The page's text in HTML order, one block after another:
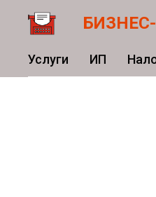
БИЗНЕС-
Услуги ИП